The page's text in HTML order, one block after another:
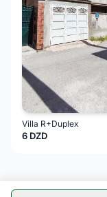
Villa R+Duplex
6 DZD